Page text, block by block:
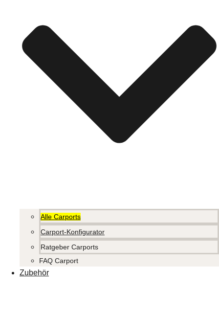
Alle Carports
Carport-Konfigurator
Ratgeber Carports
FAQ Carport
Zubehör